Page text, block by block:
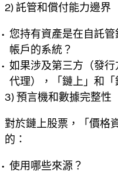
2) 託管和償付能力邊界
您持有資產是在自託
帳戶的系統？
如果涉及第三方（發
代理），「鏈上」和
3) 預言機和數據完整性
對於鏈上股票，「價格
的：
使用哪些來源？